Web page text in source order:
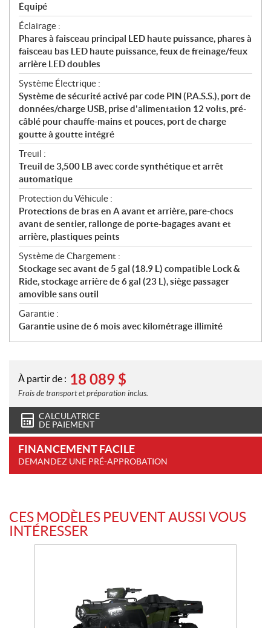
Équipé
Éclairage :
Phares à faisceau principal LED haute puissance, phares à
faisceau bas LED haute puissance, feux de freinage/feux
arrière LED doubles
Système Électrique :
Système de sécurité activé par code PIN (P.A.S.S.), port de
données/charge USB, prise d'alimentation 12 volts, pré-
câblé pour chauffe-mains et pouces, port de charge
goutte à goutte intégré
Treuil :
Treuil de 3,500 LB avec corde synthétique et arrêt
automatique
Protection du Véhicule :
Protections de bras en A avant et arrière, pare-chocs
avant de sentier, rallonge de porte-bagages avant et
arrière, plastiques peints
Système de Chargement :
Stockage sec avant de 5 gal (18.9 L) compatible Lock &
Ride, stockage arrière de 6 gal (23 L), siège passager
amovible sans outil
Garantie :
Garantie usine de 6 mois avec kilométrage illimité
À partir de : 18 089 $
Frais de transport et préparation inclus.
CALCULATRICE
DE PAIEMENT
FINANCEMENT FACILE
DEMANDEZ UNE PRÉ-APPROBATION
CES MODÈLES PEUVENT AUSSI VOUS
INTÉRESSER